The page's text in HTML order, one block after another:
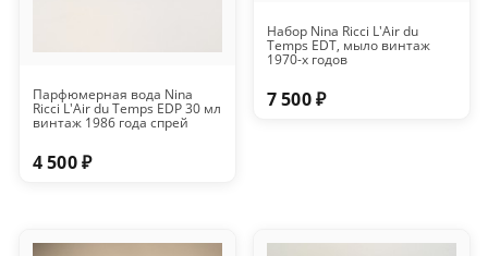
Парфюмерная вода Nina
Ricci L'Air du Temps EDP 30 мл
винтаж 1986 года спрей
4 500 ₽
Набор Nina Ricci L'Air du
Temps EDT, мыло винтаж
1970-х годов
7 500 ₽